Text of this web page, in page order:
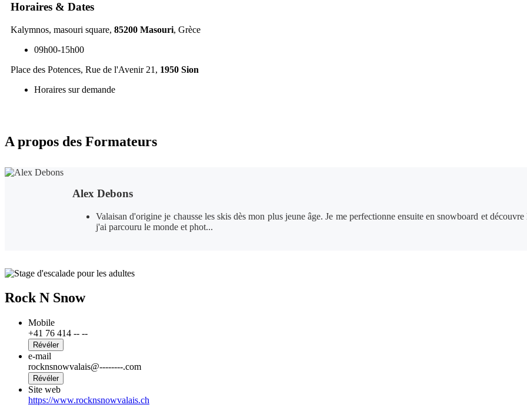
Horaires & Dates
Kalymnos, masouri square, 85200 Masouri, Grèce
09h00-15h00
Place des Potences, Rue de l'Avenir 21, 1950 Sion
Horaires sur demande
A propos des Formateurs
Alex Debons
Valaisan d'origine je chausse les skis dès mon plus jeune âge. Je me perfectionne ensuite en snowboard et
j'ai parcouru le monde et phot...
Rock N Snow
Mobile
+41 76 414 -- --
Révéler
e-mail
rocknsnowvalais@--------.com
Révéler
Site web
https://www.rocknsnowvalais.ch